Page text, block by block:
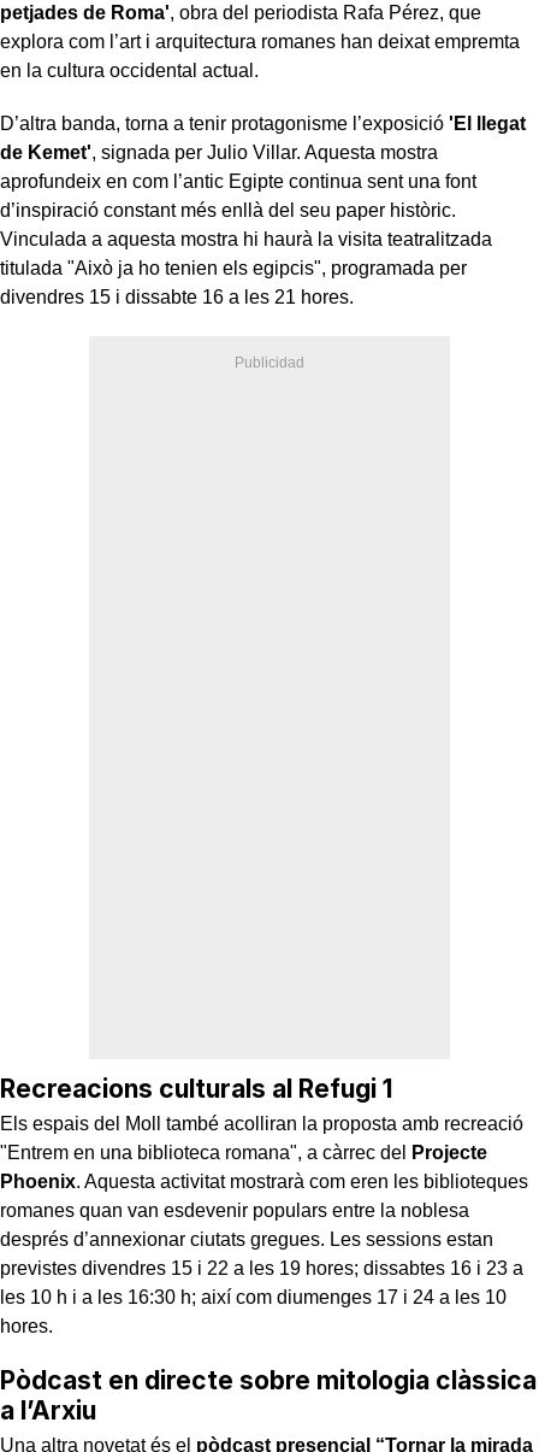
petjades de Roma', obra del periodista Rafa Pérez, que
explora com l’art i arquitectura romanes han deixat empremta
en la cultura occidental actual.
D’altra banda, torna a tenir protagonisme l’exposició 'El llegat
de Kemet', signada per Julio Villar. Aquesta mostra
aprofundeix en com l’antic Egipte continua sent una font
d’inspiració constant més enllà del seu paper històric.
Vinculada a aquesta mostra hi haurà la visita teatralitzada
titulada "Això ja ho tenien els egipcis", programada per
divendres 15 i dissabte 16 a les 21 hores.
Recreacions culturals al Refugi 1
Els espais del Moll també acolliran la proposta amb recreació
"Entrem en una biblioteca romana", a càrrec del
Projecte
Phoenix. Aquesta activitat mostrarà com eren les biblioteques
romanes quan van esdevenir populars entre la noblesa
després d’annexionar ciutats gregues. Les sessions estan
previstes divendres 15 i 22 a les 19 hores; dissabtes 16 i 23 a
les 10 h i a les 16:30 h; així com diumenges 17 i 24 a les 10
hores.
Pòdcast en directe sobre mitologia clàssica
a l’Arxiu
Una altra novetat és el pòdcast presencial “Tornar la mirada